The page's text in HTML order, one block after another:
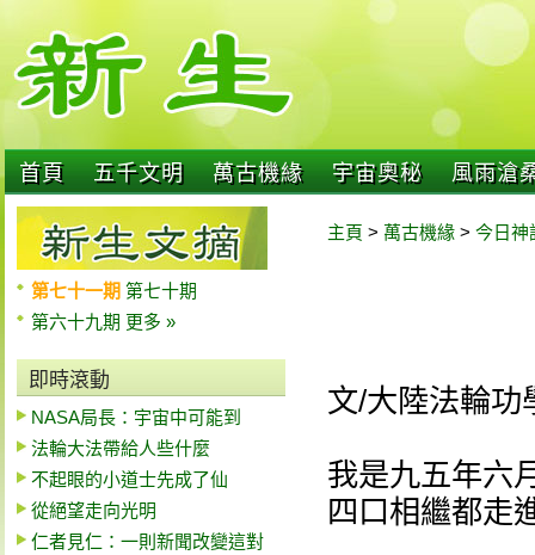
首頁 五千文明 萬古機緣 宇宙奧秘 風雨滄
第七十一期 第七十期
第六十九期 更多 »
即時滾動
NASA局長：宇宙中可能到
法輪大法帶給人些什麼
不起眼的小道士先成了仙
從絕望走向光明
仁者見仁：一則新聞改變這對
主頁 > 萬古機緣 > 今日神
文/大陸法輪功
我是九五年六
四口相繼都走